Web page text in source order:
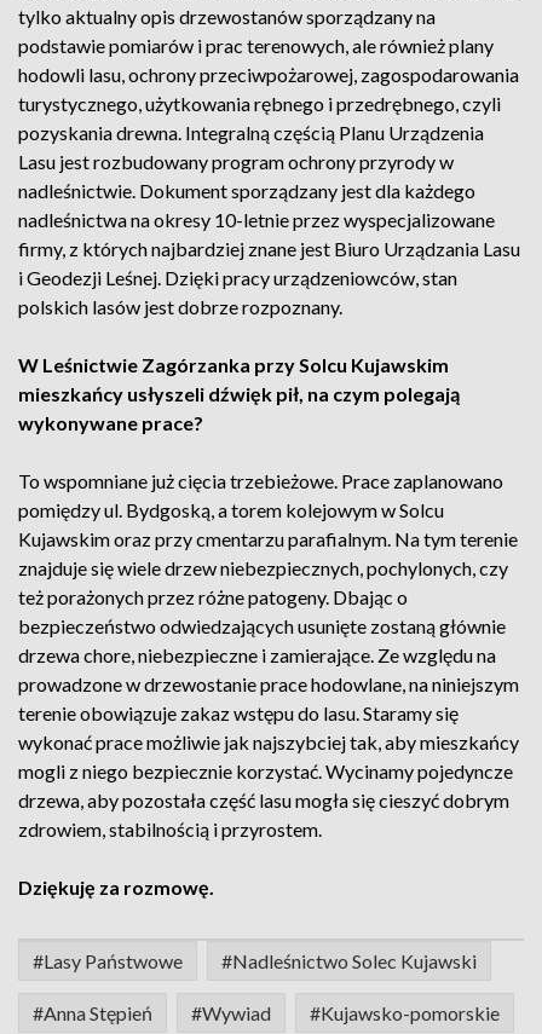
tylko aktualny opis drzewostanów sporządzany na
podstawie pomiarów i prac terenowych, ale również plany
hodowli lasu, ochrony przeciwpożarowej, zagospodarowania
turystycznego, użytkowania rębnego i przedrębnego, czyli
pozyskania drewna. Integralną częścią Planu Urządzenia
Lasu jest rozbudowany program ochrony przyrody w
nadleśnictwie. Dokument sporządzany jest dla każdego
nadleśnictwa na okresy 10-letnie przez wyspecjalizowane
firmy, z których najbardziej znane jest Biuro Urządzania Lasu
i Geodezji Leśnej. Dzięki pracy urządzeniowców, stan
polskich lasów jest dobrze rozpoznany.
W Leśnictwie Zagórzanka przy Solcu Kujawskim
mieszkańcy usłyszeli dźwięk pił, na czym polegają
wykonywane prace?
To wspomniane już cięcia trzebieżowe. Prace zaplanowano
pomiędzy ul. Bydgoską, a torem kolejowym w Solcu
Kujawskim oraz przy cmentarzu parafialnym. Na tym terenie
znajduje się wiele drzew niebezpiecznych, pochylonych, czy
też porażonych przez różne patogeny. Dbając o
bezpieczeństwo odwiedzających usunięte zostaną głównie
drzewa chore, niebezpieczne i zamierające. Ze względu na
prowadzone w drzewostanie prace hodowlane, na niniejszym
terenie obowiązuje zakaz wstępu do lasu. Staramy się
wykonać prace możliwie jak najszybciej tak, aby mieszkańcy
mogli z niego bezpiecznie korzystać. Wycinamy pojedyncze
drzewa, aby pozostała część lasu mogła się cieszyć dobrym
zdrowiem, stabilnością i przyrostem.
Dziękuję za rozmowę.
#Lasy Państwowe #Nadleśnictwo Solec Kujawski
#Anna Stępień #Wywiad #Kujawsko-pomorskie